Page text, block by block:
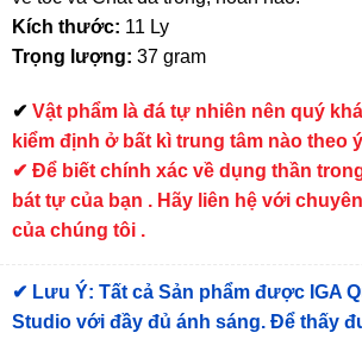
Kích thước: 11 Ly
Trọng lượng: 37 gram
✔Vật phẩm là đá tự nhiên nên quý
kiểm định ở bất kì trung tâm nào theo
✔ Để biết chính xác về dụng thần
bát tự của bạn . Hãy liên hệ với
của chúng tôi .
✔ Lưu Ý: Tất cả Sản phẩm được IGA
Studio với đầy đủ ánh sáng. Để thấy